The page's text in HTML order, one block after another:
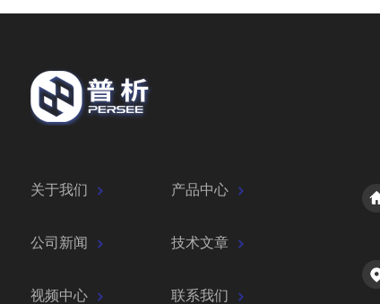
关于我们 产品中心
公司新闻 技术文章
视频中心 联系我们